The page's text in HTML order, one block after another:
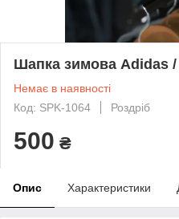
Шапка зимова Adidas /
Немає в наявності
Код: SPK-1064
Роздріб
500 ₴
Опис Характеристики